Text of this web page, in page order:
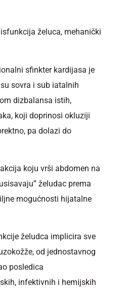
želuca, mehanički
sfinkter kardijasa je
sovra i sub iatalnih
dizbalansa istih,
koji doprinosi okluziji
pa dolazi do
koju vrši abdomen na
želudac prema
mogućnosti hijatalne
želudca implicira sve
od jednostavnog
posledica
infektivnih i hemijskih